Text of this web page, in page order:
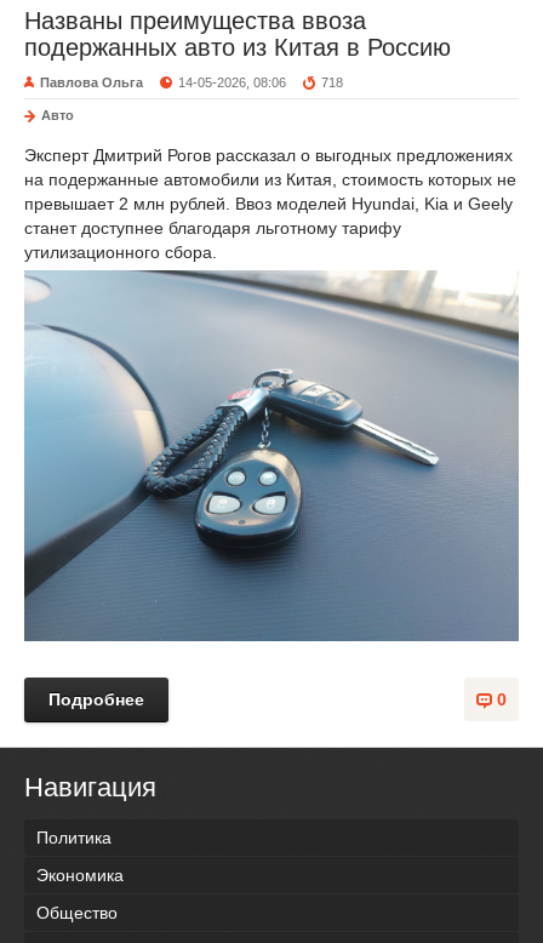
Названы преимущества ввоза
подержанных авто из Китая в Россию
Павлова Ольга 14-05-2026, 08:06 718
Авто
Эксперт Дмитрий Рогов рассказал о выгодных предложениях
на подержанные автомобили из Китая, стоимость которых не
превышает 2 млн рублей. Ввоз моделей Hyundai, Kia и Geely
станет доступнее благодаря льготному тарифу
утилизационного сбора.
0
Подробнее
Навигация
Политика
Экономика
Общество